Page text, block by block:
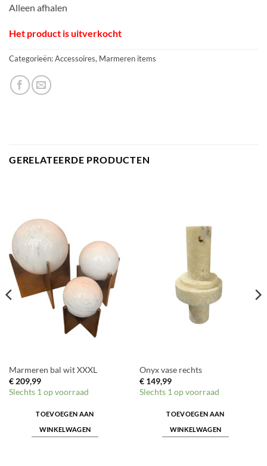
Alleen afhalen
Het product is uitverkocht
Categorieën:Accessoires, Marmeren items
GERELATEERDE PRODUCTEN
Marmeren bal wit XXXL
€209,99
Slechts 1 op voorraad
TOEVOEGEN AAN
WINKELWAGEN
Onyx vase rechts
€149,99
Slechts 1 op voorraad
TOEVOEGEN AAN
WINKELWAGEN